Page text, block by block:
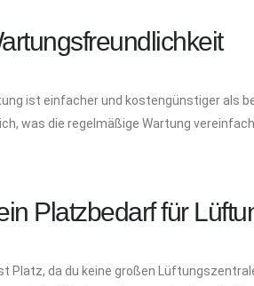
ist einfacher und kostengünstiger als
was die regelmäßige Wartung
Platzbedarf für
Platz, da du keine großen